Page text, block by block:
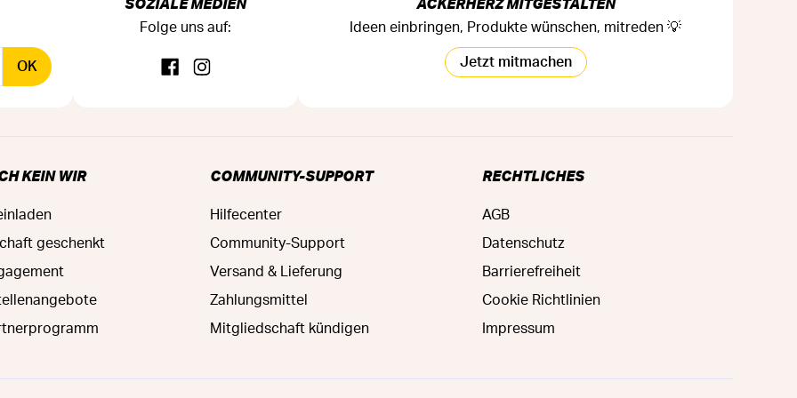
OK
Folge uns auf: Ideen einbringen, Produkte wünschen, mitreden 💡
Jetzt mitmachen
KEIN WIR
geschenkt
COMMUNITY-SUPPORT
Hilfecenter
Community-Support
Versand & Lieferung
Zahlungsmittel
Mitgliedschaft kündigen
RECHTLICHES
AGB
Datenschutz
Barrierefreiheit
Cookie Richtlinien
Impressum